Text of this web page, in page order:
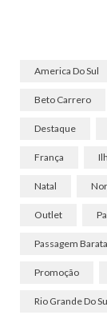
America Do Sul
Beto Carrero
Destaque
França
Natal
Outlet
Passagem Barata
Promoção
Rio Grande Do